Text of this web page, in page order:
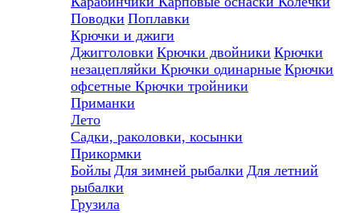
Поводки Поплавки
Крючки и джиги
Джигголовки Крючки двойники Крючки
незацепляйки Крючки одинарные Крючки
офсетные Крючки тройники
Приманки
Лето
Садки, раколовки, косынки
Прикормки
Бойлы Для зимней рыбалки Для летний
рыбалки
Грузила